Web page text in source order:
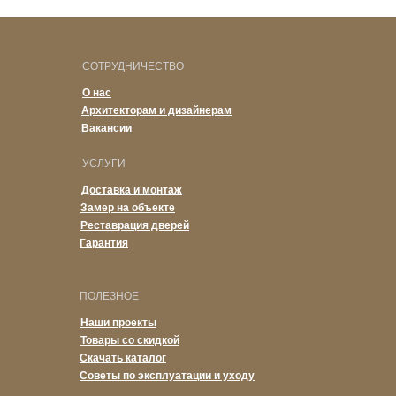
Гарантия
Реставрация дверей
Замер на объекте
Доставка и монтаж
УСЛУГИ
Вакансии
Архитекторам и дизайнерам
О нас
СОТРУДНИЧЕСТВО
Советы по эксплуатации и уходу
Скачать каталог
Товары со скидкой
Наши проекты
ПОЛЕЗНОЕ